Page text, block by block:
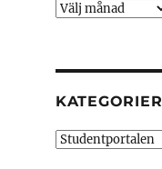
Arkiv
KATEGORIER
Kategorier